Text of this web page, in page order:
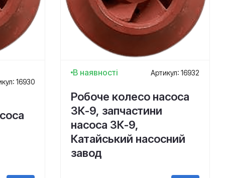
16930
В наявності Артикул: 16932
Робоче колесо насоса
3К-9, запчастини
насоса 3К-9,
Катайський насосний
завод